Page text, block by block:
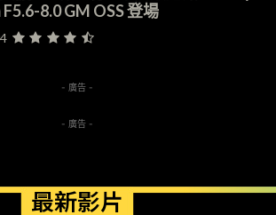
8.0 GM OSS 登場
- 廣告 -
- 廣告 -
最新影片